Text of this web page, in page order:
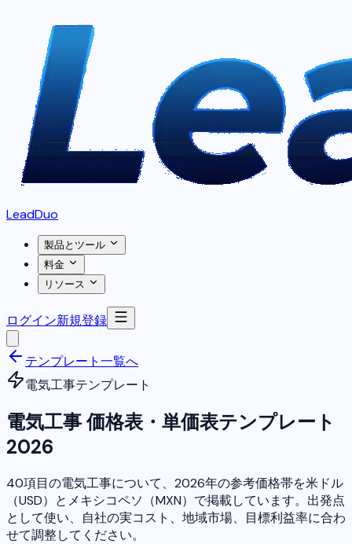
LeadDuo
製品とツール
料金
リソース
ログイン新規登録
テンプレート一覧へ
電気工事テンプレート
電気工事 価格表・単価表テンプレート
2026
40項目の電気工事について、2026年の参考価格帯を米ドル
（USD）とメキシコペソ（MXN）で掲載しています。出発点
として使い、自社の実コスト、地域市場、目標利益率に合わ
せて調整してください。